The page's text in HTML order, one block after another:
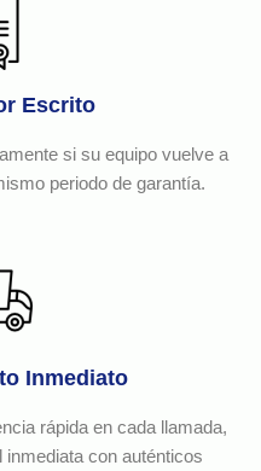
Escrito
si su equipo vuelve a
periodo de garantía.
Inmediato
rápida en cada llamada,
con auténticos